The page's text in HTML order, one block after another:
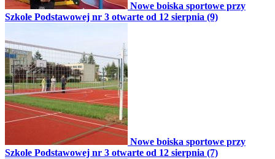
Nowe boiska sportowe przy
Szkole Podstawowej nr 3 otwarte od 12 sierpnia (9)
Nowe boiska sportowe przy
Szkole Podstawowej nr 3 otwarte od 12 sierpnia (7)